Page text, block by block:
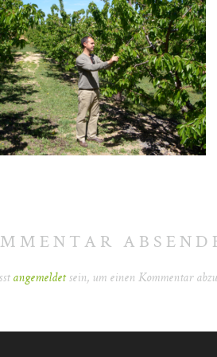
angemeldetsein, um einen Kommentar